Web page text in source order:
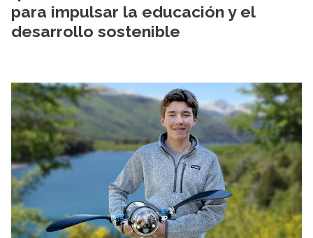
para impulsar la educación y el
desarrollo sostenible